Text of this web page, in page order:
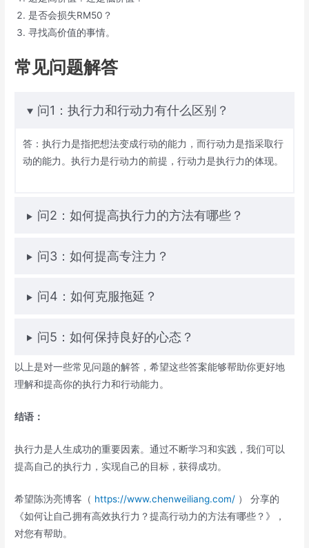
是否会损失RM50？
寻找高价值的事情。
常见问题解答
问1：执行力和行动力有什么区别？
答：执行力是指把想法变成行动的能力，而行动力是指采取行
动的能力。执行力是行动力的前提，行动力是执行力的体现。
问2：如何提高执行力的方法有哪些？
问3：如何提高专注力？
问4：如何克服拖延？
问5：如何保持良好的心态？
以上是对一些常见问题的解答，希望这些答案能够帮助你更好地
理解和提高你的执行力和行动能力。
结语：
执行力是人生成功的重要因素。通过不断学习和实践，我们可以
提高自己的执行力，实现自己的目标，获得成功。
希望陈沩亮博客（ https://www.chenweiliang.com/ ） 分享的
《如何让自己拥有高效执行力？提高行动力的方法有哪些？》，
对您有帮助。